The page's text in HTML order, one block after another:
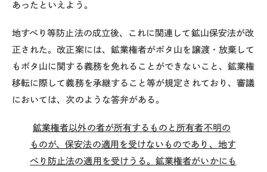
あったといえよう。
地すべり等防止法の成立後、これに関連して鉱山保安法が改
正された。改正案には、鉱業権者がボタ山を譲渡・放棄して
もボタ山に関する義務を免れることができないこと、鉱業権
移転に際して義務を承継すること等が規定されており、審議
においては、次のような答弁がある。
鉱業権者以外の者が所有するものと所有者不明の
ものが、保安法の適用を受けないものであり、地す
べり防止法の適用を受けうる。鉱業権者がいかにも